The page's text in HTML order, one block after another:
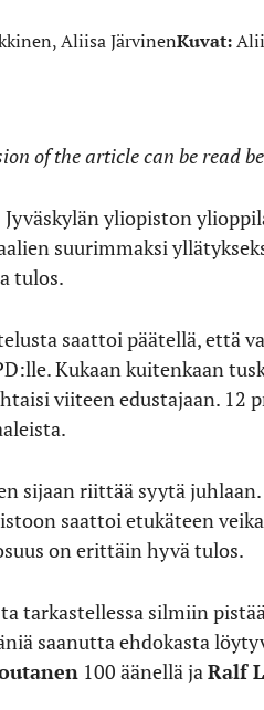
Aliisa JärvinenKuvat:
of the article can be read
Jyväskylän yliopiston
suurimmaksi
tulos.
saattoi päätellä, että
Kukaan kuitenkaan
viiteen edustajaan. 12
sijaan riittää syytä
saattoi etukäteen
on erittäin hyvä tulos.
tarkastellessa silmiin
saanutta ehdokasta
100 äänellä jaRalf